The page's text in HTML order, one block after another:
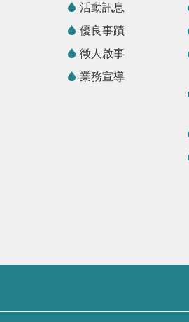
活動訊息
優良事蹟
徵人啟事
業務宣導